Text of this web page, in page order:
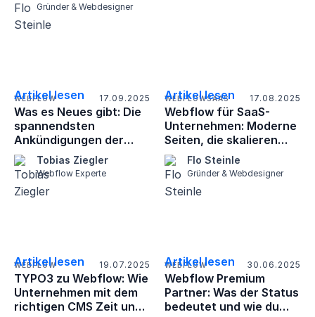
Gründer & Webdesigner
WEBFLOW 17.09.2025
Was es Neues gibt: Die
spannendsten
Ankündigungen der
Webflow Conf 2025
Artikel lesen
Tobias Ziegler
Webflow Experte
WEBFLOWSAAS 17.08.2025
Webflow für SaaS-
Unternehmen: Moderne
Seiten, die skalieren
und verkaufen
Artikel lesen
Flo Steinle
Gründer & Webdesigner
WEBFLOW 19.07.2025
TYPO3 zu Webflow: Wie
Unternehmen mit dem
richtigen CMS Zeit und
Artikel lesen WEBFLOW 30.06.2025
Webflow Premium
Partner: Was der Status
bedeutet und wie du
Artikel lesen